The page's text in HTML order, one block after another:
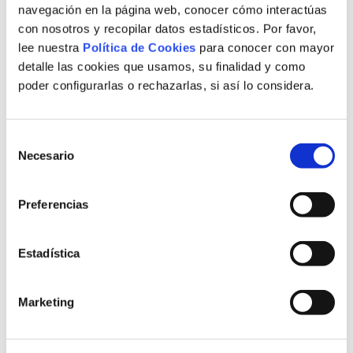
navegación en la página web, conocer cómo interactúas
con nosotros y recopilar datos estadísticos. Por favor,
lee nuestra Política de Cookies para conocer con mayor
detalle las cookies que usamos, su finalidad y como
poder configurarlas o rechazarlas, si así lo considera.
Necesario
Preferencias
Estadística
Marketing
que ofrecemos. Además, como nos
encanta hacer sentir como en casa a
todos nuestros clientes, preferimos y
nos sentiríamos orgullosos de que te
y proporcionarle toda la información
formulario con sus datos para que le